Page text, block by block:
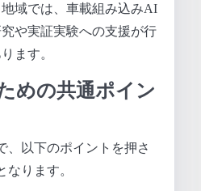
域では、車載組み込みAI
や実証実験への支援が行
ます。
めの共通ポイン
、以下のポイントを押さ
なります。